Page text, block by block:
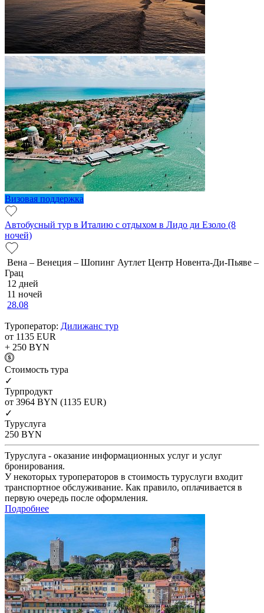
Визовая поддержка
Автобусный тур в Италию с отдыхом в Лидо ди Езоло (8
ночей)
Вена – Венеция – Шопинг Аутлет Центр Новента-Ди-Пьяве –
Грац
12 дней
11 ночей
28.08
Туроператор: Дилижанс тур
от 1135 EUR
+ 250 BYN
Cтоимость тура
✓
Турпродукт
от 3964 BYN (1135 EUR)
✓
Туруслуга
250 BYN
Туруслуга - оказание информационных услуг и услуг
бронирования.
У некоторых туроператоров в стоимость туруслуги входит
транспортное обслуживание. Как правило, оплачивается в
первую очередь после оформления.
Подробнее